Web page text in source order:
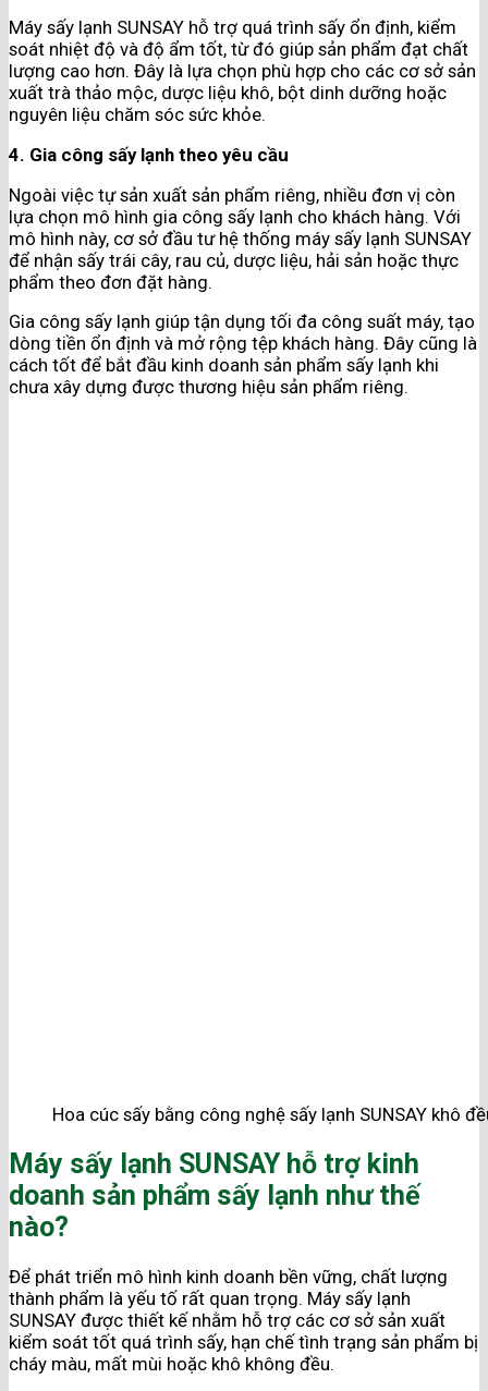
Máy sấy lạnh SUNSAY hỗ trợ quá trình sấy ổn định, kiểm
soát nhiệt độ và độ ẩm tốt, từ đó giúp sản phẩm đạt chất
lượng cao hơn. Đây là lựa chọn phù hợp cho các cơ sở sản
xuất trà thảo mộc, dược liệu khô, bột dinh dưỡng hoặc
nguyên liệu chăm sóc sức khỏe.
4. Gia công sấy lạnh theo yêu cầu
Ngoài việc tự sản xuất sản phẩm riêng, nhiều đơn vị còn
lựa chọn mô hình gia công sấy lạnh cho khách hàng. Với
mô hình này, cơ sở đầu tư hệ thống máy sấy lạnh SUNSAY
để nhận sấy trái cây, rau củ, dược liệu, hải sản hoặc thực
phẩm theo đơn đặt hàng.
Gia công sấy lạnh giúp tận dụng tối đa công suất máy, tạo
dòng tiền ổn định và mở rộng tệp khách hàng. Đây cũng là
cách tốt để bắt đầu kinh doanh sản phẩm sấy lạnh khi
chưa xây dựng được thương hiệu sản phẩm riêng.
Hoa cúc sấy bằng công nghệ sấy lạnh SUNSAY khô
Máy sấy lạnh SUNSAY hỗ trợ kinh
doanh sản phẩm sấy lạnh như thế
nào?
Để phát triển mô hình kinh doanh bền vững, chất lượng
thành phẩm là yếu tố rất quan trọng. Máy sấy lạnh
SUNSAY được thiết kế nhằm hỗ trợ các cơ sở sản xuất
kiểm soát tốt quá trình sấy, hạn chế tình trạng sản phẩm bị
cháy màu, mất mùi hoặc khô không đều.